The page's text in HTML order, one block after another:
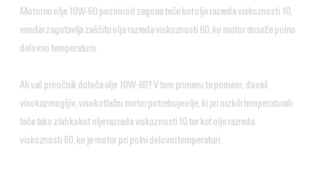
Motorno olje 10W-60 pozimi od zagona teče kot olje razreda viskoznosti 10,
vendar zagotavlja zaščito olja razreda viskoznosti 60, ko motor doseže polno
delovno temperaturo.
Ali vaš priročnik določa olje 10W-60? V tem primeru to pomeni, da vaš
visokozmogljiv, visokotlačni motor potrebuje olje, ki pri nizkih temperaturah
teče tako zlahka kot olje razreda viskoznosti 10 ter kot olje razreda
viskoznosti 60, ko je motor pri polni delovni temperaturi.